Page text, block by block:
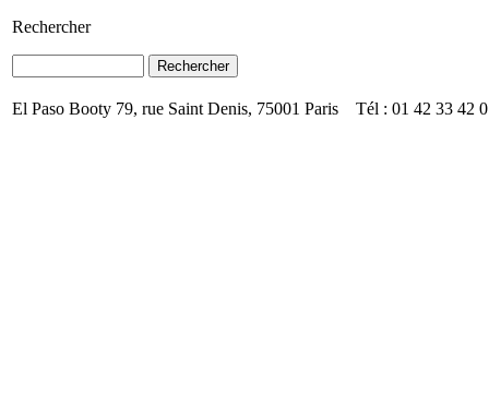
Rechercher
El Paso Booty 79, rue Saint Denis, 75001 Paris Tél : 01 42 33 42